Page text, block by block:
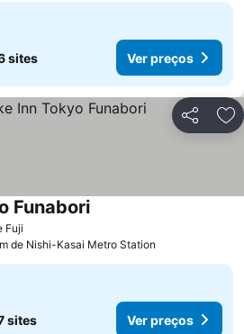
sites Ver preços
Partilhar
Fuji
FunaboriVer preços
de Nishi-Kasai Metro Station
sites Ver preços